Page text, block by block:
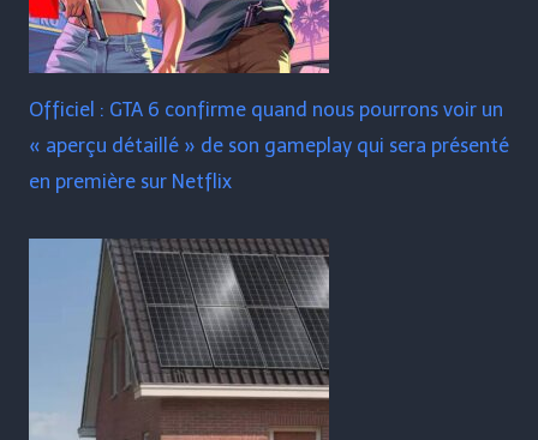
Officiel : GTA 6 confirme quand nous pourrons voir un
« aperçu détaillé » de son gameplay qui sera présenté
en première sur Netflix